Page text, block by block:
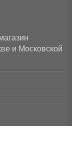
и Московской